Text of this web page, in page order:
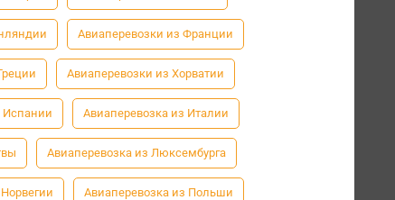
Авиаперевозки из Франции
Авиаперевозки из Хорватии
Испании Авиаперевозка из Италии
Авиаперевозка из Люксембурга
Авиаперевозка из Польши